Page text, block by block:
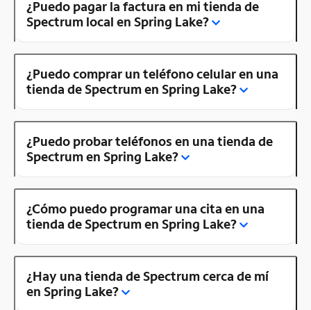
¿Puedo pagar la factura en mi tienda de
Spectrum local en Spring Lake?
¿Puedo comprar un teléfono celular en una
tienda de Spectrum en Spring Lake?
¿Puedo probar teléfonos en una tienda de
Spectrum en Spring Lake?
¿Cómo puedo programar una cita en una
tienda de Spectrum en Spring Lake?
¿Hay una tienda de Spectrum cerca de mí
en Spring Lake?